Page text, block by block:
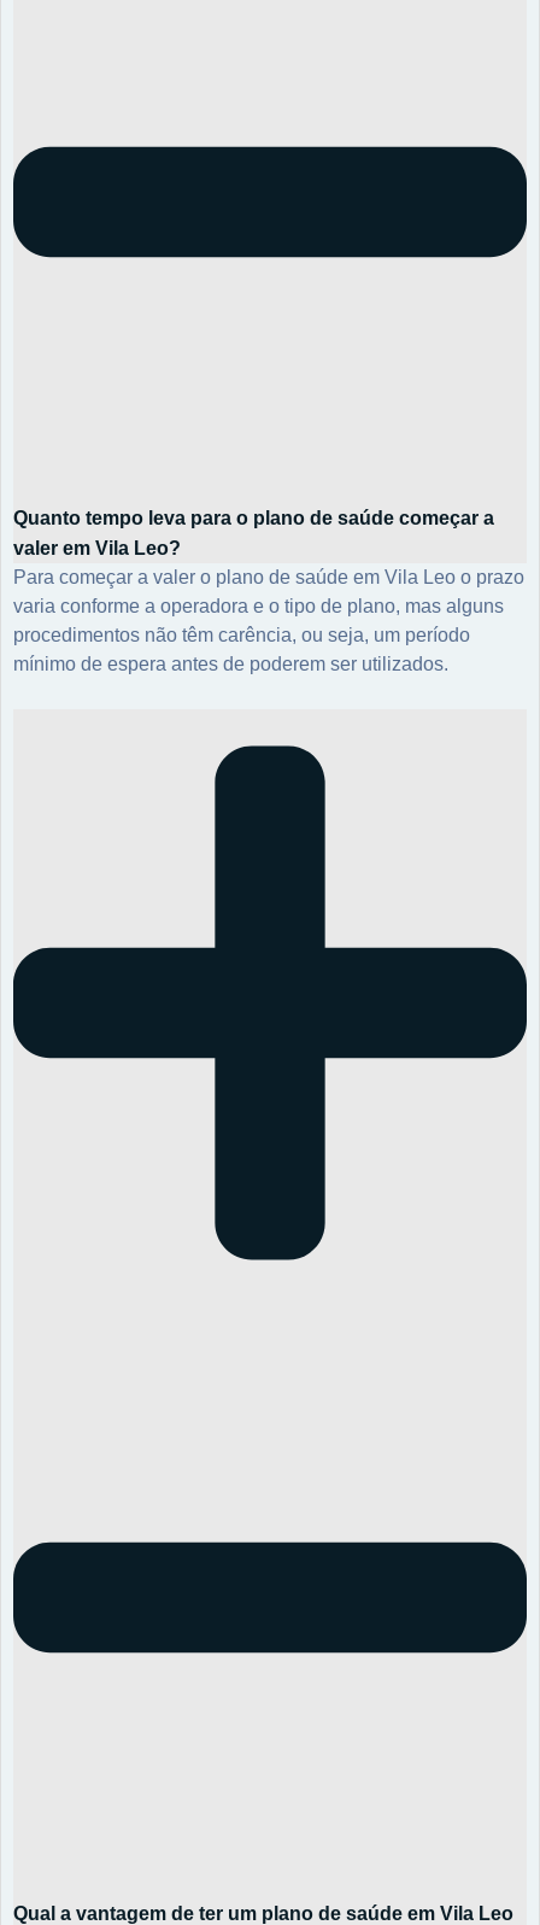
Quanto tempo leva para o plano de saúde começar a
valer em Vila Leo?
Para começar a valer o plano de saúde em Vila Leo o prazo
varia conforme a operadora e o tipo de plano, mas alguns
procedimentos não têm carência, ou seja, um período
mínimo de espera antes de poderem ser utilizados.
Qual a vantagem de ter um plano de saúde em Vila Leo